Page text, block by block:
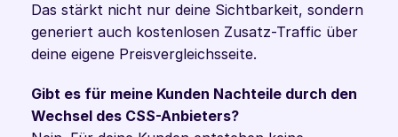
Das stärkt nicht nur deine Sichtbarkeit, sondern
generiert auch kostenlosen Zusatz-Traffic über
deine eigene Preisvergleichsseite.
Gibt es für meine Kunden Nachteile durch den
Wechsel des CSS-Anbieters?